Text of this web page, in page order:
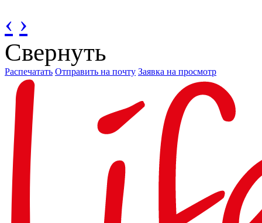
‹ ›
Свернуть
Распечатать Отправить на почту Заявка на просмотр